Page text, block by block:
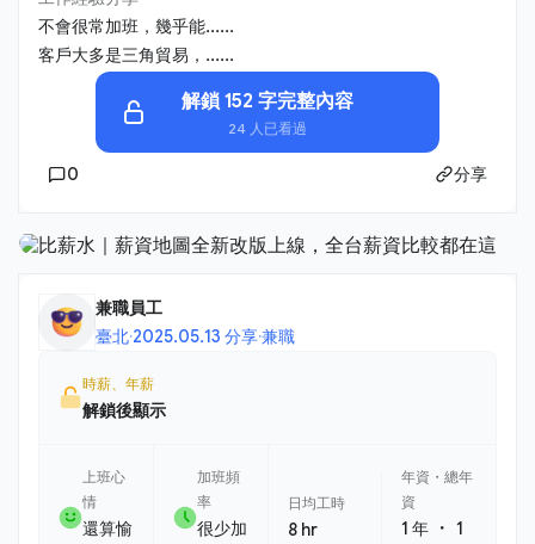
不會很常加班，幾乎能......
客戶大多是三角貿易，......
解鎖 152 字完整內容
24 人已看過
0 分享
兼職員工
臺北·2025.05.13 分享·兼職
時薪、年薪
解鎖後顯示
上班心
情
還算愉
加班頻
率
很少加
日均工時
8 hr
年資・總年
資
1 年 ・1